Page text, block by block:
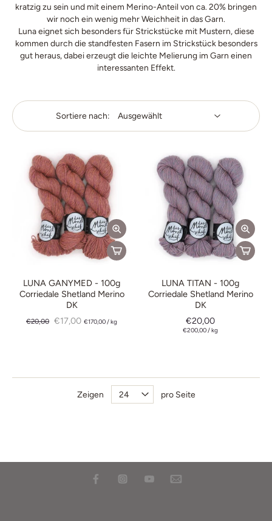
kratzig zu sein und mit einem Merino-Anteil von ca. 20% bringen
wir noch ein wenig mehr Weichheit in das Garn.
Luna eignet sich besonders für Strickstücke mit Mustern, diese
kommen durch die standfesten Fasern im Strickstück besonders
gut heraus, dabei erzeugt die leichte Melierung im Garn einen
interessanten Effekt.
Sortiere nach:
LUNA GANYMED - 100g
Corriedale Shetland Merino
DK
€20,00 €17,00 €170,00/kg
LUNA TITAN - 100g
Corriedale Shetland Merino
DK
€20,00
€200,00/kg
Zeigen pro Seite